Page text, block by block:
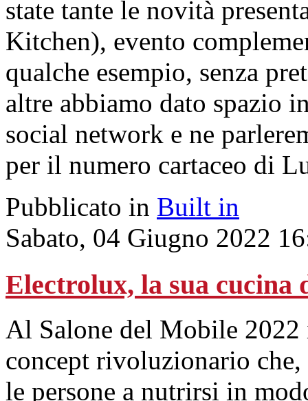
state tante le novità
Kitchen), evento
qualche esempio, senza
altre abbiamo dato spazio
social network e ne
per il numero cartaceo di
Pubblicato in Built in
Sabato, 04 Giugno 2022
Electrolux, la sua cucina
Al Salone del Mobile 2022
concept rivoluzionario
le persone a nutrirsi in